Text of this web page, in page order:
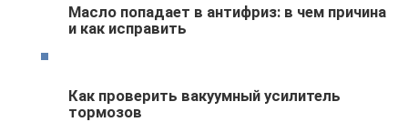
Масло попадает в антифриз: в чем причина
и как исправить
Как проверить вакуумный усилитель
тормозов